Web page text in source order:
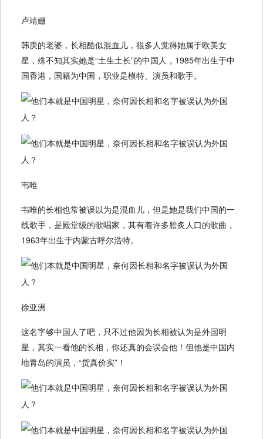
卢靖姗
韩庚的老婆，长相酷似混血儿，很多人觉得她属于欧美女
星，殊不知其实她是“土生土长”的中国人，1985年出生于中
国香港，国籍为中国，职业是模特、演员和歌手。
韦唯
韦唯的长相也常被误以为是混血儿，但是她是我们中国的一
线歌手，是殿堂级的歌唱家，其有着许多脍炙人口的歌曲，
1963年出生于内蒙古呼尔浩特。
徐亚洲
这名字够中国人了吧，只不过他因为长相被认为是外国明
星，其实一看他的长相，你还真的会误会他！但他是中国内
地青岛的演员，“货真价实”！